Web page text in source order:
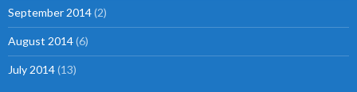
September 2014(2)
August 2014(6)
July 2014(13)